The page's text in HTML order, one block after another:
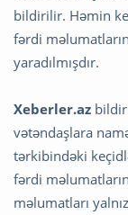
bildirilir. Həmin
fərdi
yaradılmışdır.
Xeberler.az
vətəndaşlara
tərkibindəki
fərdi
məlumatları